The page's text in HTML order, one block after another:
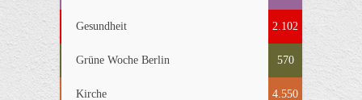
Gesundheit 2.102
Grüne Woche Berlin 570
Kirche 4.550